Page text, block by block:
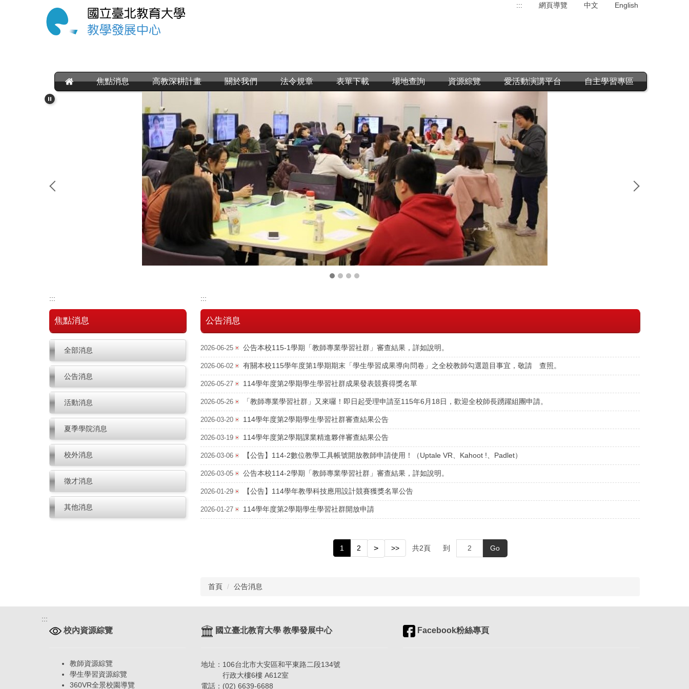
::: 網頁導覽 中文 English
焦點消息 高教深耕計畫 關於我們 法令規章 表單下載 場地查詢 資源綜覽 愛活動演講平台 自主學習專區
:::
焦點消息
全部消息
公告消息
活動消息
夏季學院消息
校外消息
徵才消息
其他消息
:::
公告消息
2026-06-25 公告本校115-1學期「教師專業學習社群」審查結果，詳如說明。
2026-06-02 有關本校115學年度第1學期期末「學生學習成果導向問卷」之全校教師勾選題目事宜，敬請 查照。
2026-05-27 114學年度第2學期學生學習社群成果發表競賽得獎名單
2026-05-26 「教師專業學習社群」又來囉！即日起受理申請至115年6月18日，歡迎全校師長踴躍組團申請。
2026-03-20 114學年度第2學期學生學習社群審查結果公告
2026-03-19 114學年度第2學期課業精進夥伴審查結果公告
2026-03-06 【公告】114-2數位教學工具帳號開放教師申請使用！（Uptale VR、Kahoot !、Padlet）
2026-03-05 公告本校114-2學期「教師專業學習社群」審查結果，詳如說明。
2026-01-29 【公告】114學年教學科技應用設計競賽獲獎名單公告
2026-01-27 114學年度第2學期學生學習社群開放申請
1 2 > >> 共2頁 到 Go
首頁 公告消息
:::
校內資源綜覽
教師資源綜覽
學生學習資源綜覽
360VR全景校園導覽
國立臺北教育大學 教學發展中心
地址：106台北市大安區和平東路二段134號
行政大樓6樓 A612室
電話：(02) 6639-6688
Facebook粉絲專頁